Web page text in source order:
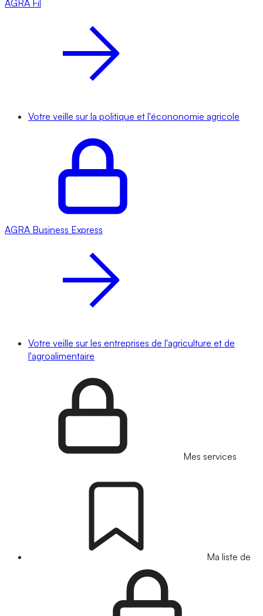
AGRA Fil
Votre veille sur la politique et l'écononomie agricole
AGRA Business Express
Votre veille sur les entreprises de l'agriculture et de
l'agroalimentaire
Mes services
Ma liste de